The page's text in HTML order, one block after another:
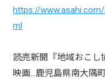
https://www.asahi.com/
ml
読売新聞『地域おこし
映画…鹿児島県南大隅